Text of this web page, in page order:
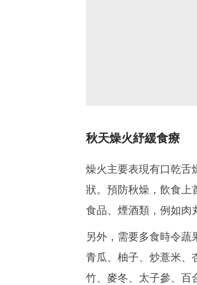
秋天燥火紓緩食療
燥火主要表現有口乾舌
狀。預防秋燥，飲食上
食品、煙酒類，例如肉
另外，需要多食時令蔬
青瓜、柚子、炒薏米、
竹、麥冬、太子參、百